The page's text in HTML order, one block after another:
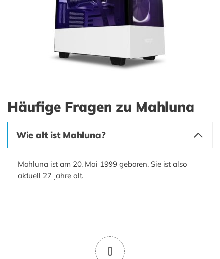
Häufige Fragen zu Mahluna
Wie alt ist Mahluna?
Mahluna ist am 20. Mai 1999 geboren. Sie ist also
aktuell 27 Jahre alt.
0